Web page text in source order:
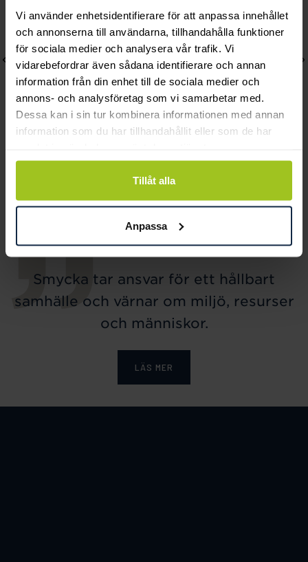
Vi använder enhetsidentifierare för att anpassa innehållet
och annonserna till användarna, tillhandahålla funktioner
för sociala medier och analysera vår trafik. Vi
vidarebefordrar även sådana identifierare och annan
information från din enhet till de sociala medier och
annons- och analysföretag som vi samarbetar med.
Dessa kan i sin tur kombinera informationen med annan
information som du har tillhandahållit eller som de har
Tillåt alla
Anpassa
Birthstone August hänge
Smycka tar ansvar för ett hållbart
samhälle och värnar om miljö, resurser
och människor.
LÄS MER